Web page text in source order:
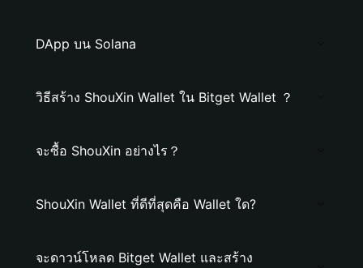
DApp บน Solana
วิธีสร้าง ShouXin Wallet ใน Bitget Wallet ？
จะซื้อ ShouXin อย่างไร？
ShouXin Wallet ที่ดีที่สุดคือ Wallet ใด?
จะดาวน์โหลด Bitget Wallet และสร้าง